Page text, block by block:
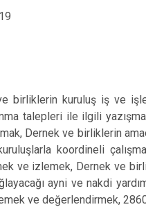
birliklerin kuruluş iş ve
talepleri ile ilgili
Dernek ve birliklerin
koordineli
ve izlemek, Dernek ve
ayni ve nakdi
ve değerlendirmek,